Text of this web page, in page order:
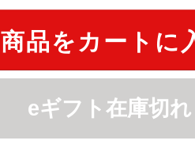
商品をカートに
eギフト在庫切れ